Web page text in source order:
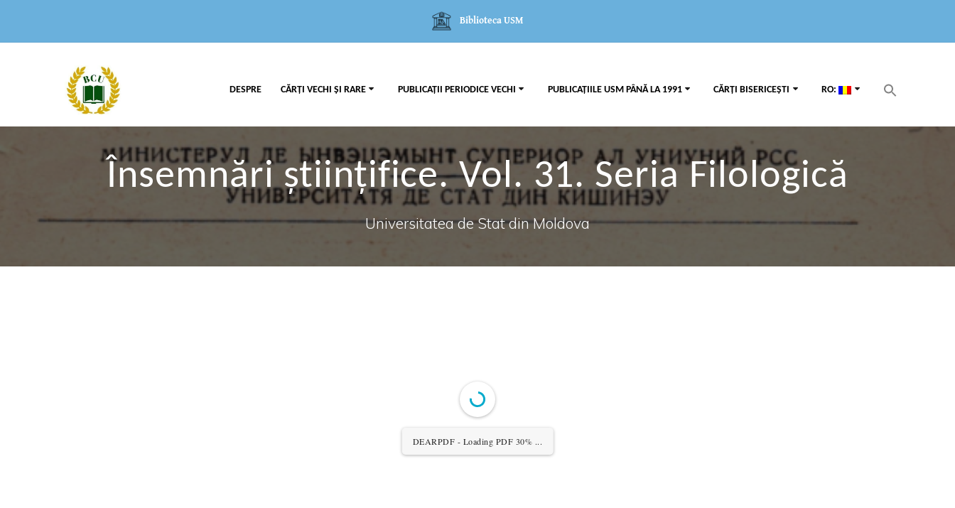
Biblioteca USM
DESPRE CĂRȚI VECHI ȘI RARE PUBLICAȚII PERIODICE VECHI PUBLICAȚIILE USM PÂNĂ LA 1991 CĂRȚI BISERICEȘTI RO:
Însemnări științifice. Vol. 31. Seria Filologică
Universitatea de Stat din Moldova
DEARPDF - Loading PDF 30% ...